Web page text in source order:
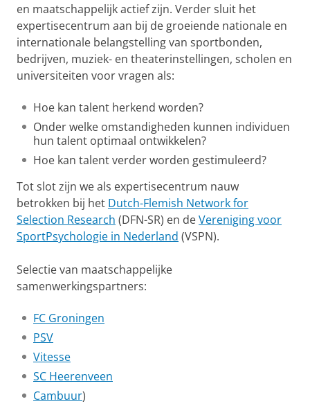
en maatschappelijk actief zijn. Verder sluit het
expertisecentrum aan bij de groeiende nationale en
internationale belangstelling van sportbonden,
bedrijven, muziek- en theaterinstellingen, scholen en
universiteiten voor vragen als:
Hoe kan talent herkend worden?
Onder welke omstandigheden kunnen individuen
hun talent optimaal ontwikkelen?
Hoe kan talent verder worden gestimuleerd?
Tot slot zijn we als expertisecentrum nauw
betrokken bij het Dutch-Flemish Network for
Selection Research (DFN-SR) en deVereniging voor
SportPsychologie in Nederland (VSPN).
Selectie van maatschappelijke
samenwerkingspartners:
FC Groningen
PSV
Vitesse
SC Heerenveen
Cambuur)